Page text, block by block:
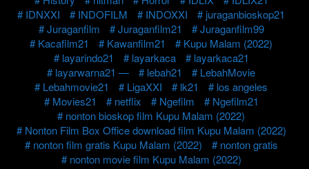
IDNXXI
INDOFILM INDOXXI
juraganbioskop21
Juraganfilm
Juraganfilm21
Juraganfilm99
Kacafilm21
Kawanfilm21
Kupu Malam (2022)
layarindo21
layarkaca
layarkaca21
layarwarna21 —
lebah21
LebahMovie
Lebahmovie21
LigaXXI lk21
los angeles
Movies21
netflix Ngefilm
Ngefilm21
nonton bioskop film Kupu Malam (2022)
Nonton Film Box Office download film Kupu Malam (2022)
nonton film gratis Kupu Malam (2022)
nonton gratis
nonton movie film Kupu Malam (2022)